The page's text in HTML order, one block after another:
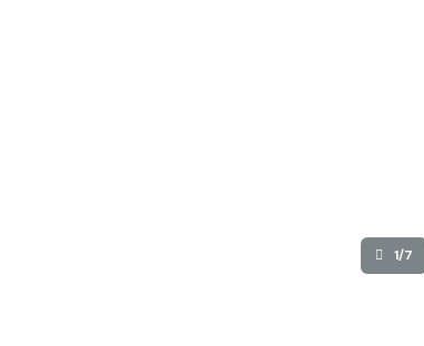
1/7